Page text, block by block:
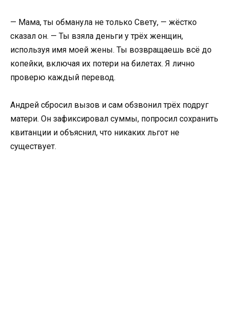
— Мама, ты обманула не только Свету, — жёстко
сказал он. — Ты взяла деньги у трёх женщин,
используя имя моей жены. Ты возвращаешь всё до
копейки, включая их потери на билетах. Я лично
проверю каждый перевод.
Андрей сбросил вызов и сам обзвонил трёх подруг
матери. Он зафиксировал суммы, попросил сохранить
квитанции и объяснил, что никаких льгот не
существует.